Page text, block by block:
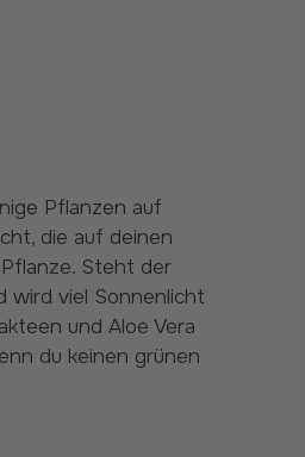
die auf deinen
Steht der
wird viel Sonnenlicht
und Aloe Vera
du keinen grünen